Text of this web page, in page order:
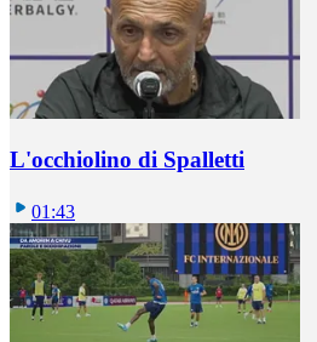
L'occhiolino di Spalletti
01:43